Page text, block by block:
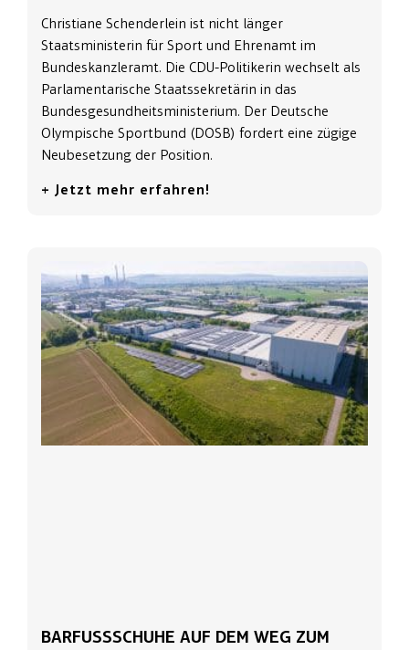
Christiane Schenderlein ist nicht länger
Staatsministerin für Sport und Ehrenamt im
Bundeskanzleramt. Die CDU-Politikerin wechselt als
Parlamentarische Staatssekretärin in das
Bundesgesundheitsministerium. Der Deutsche
Olympische Sportbund (DOSB) fordert eine zügige
Neubesetzung der Position.
+ Jetzt mehr erfahren!
BARFUSSSCHUHE AUF DEM WEG ZUM M